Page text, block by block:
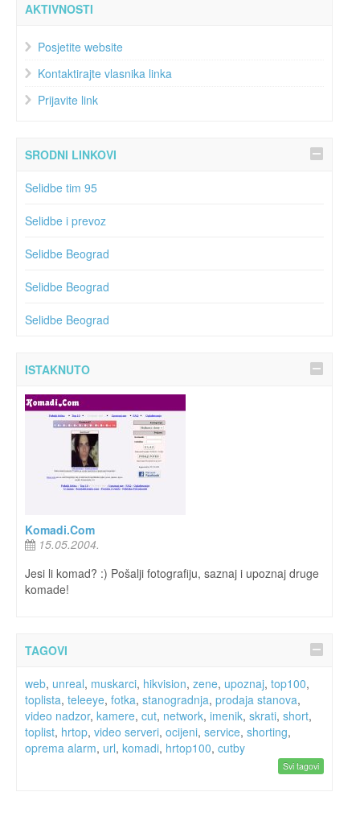
AKTIVNOSTI
Posjetite website
Kontaktirajte vlasnika linka
Prijavite link
SRODNI LINKOVI
Selidbe tim 95
Selidbe i prevoz
Selidbe Beograd
Selidbe Beograd
Selidbe Beograd
ISTAKNUTO
Komadi.Com
15.05.2004.
Jesi li komad? :) Pošalji fotografiju, saznaj i upoznaj druge
komade!
TAGOVI
web, unreal, muskarci, hikvision, zene, upoznaj, top100,
toplista, teleeye, fotka, stanogradnja, prodaja stanova,
video nadzor, kamere, cut, network, imenik, skrati, short,
toplist, hrtop, video serveri, ocijeni, service, shorting,
oprema alarm, url, komadi, hrtop100, cutby
Svi tagovi